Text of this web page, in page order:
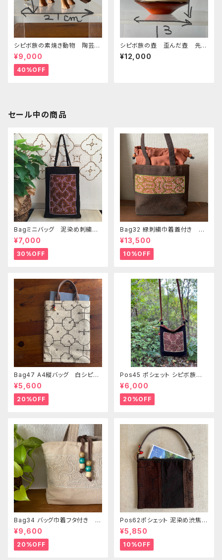
シピボ族の素焼き動物 陶芸
アルマジロ
¥9,000
40%OFF
シピボ族の壺 歪んだ壺 先住
民族の民芸
¥12,000
セール中の商品
Bagミニバッグ 泥染め刺繍
20x28cm iPadケース お出
かけバッグ 先住民族 工芸
手刺繍 Shipibo bag 手仕事
¥7,000
30%OFF
Bag32 緑刺繍巾着蓋付き 持
ち手裏泥染め無地 巾着蓋奄
美大島の車輪梅色 シピボバッ
ク
¥13,500
10%OFF
Bag47 A4縦バッグ 白シピボ
模様 シピボ族の泥染め
¥5,600
20%OFF
Pos45 ポシェット シピボ族の
泥染め刺繍のショルダー
¥6,000
20%OFF
Bag34 バッグ巾着フタ付き 薄
いピンク系ベージュ シピボ族の
手刺繍シャーベットカラー
¥9,600
20%OFF
Pos62ポシェット 泥染め渋焦茶
ファスナーポーチ 20x18cm
渋い泥染めアレンジ 男性用小
物入れ 暇の付け替え可能
¥5,850
10%OFF